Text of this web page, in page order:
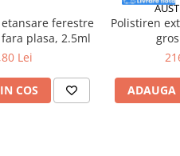
ferestre
plasa, 2.5ml
Lei
COS
Polistiren
ADAUGA